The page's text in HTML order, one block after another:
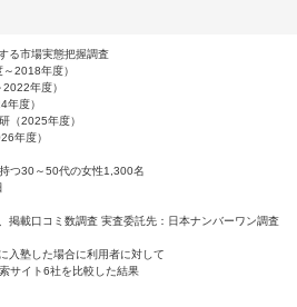
る市場実態把握調査
2018年度）
年度）
度）
（2025年度）
年度）
30～50代の女性1,300名
掲載口コミ数調査 実査委託先：日本ナンバーワン調査
入塾した場合に利用者に対して
サイト6社を比較した結果